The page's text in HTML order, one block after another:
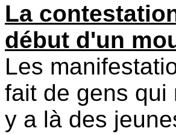
La
début d'un
Les
fait de gens qui
y a là des